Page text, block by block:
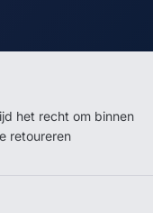
het recht om binnen
retoureren